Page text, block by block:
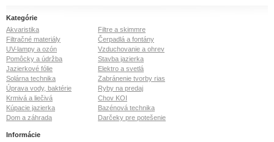
Kategórie
Akvaristika
Filtre a skimmre
Filtračné materiály
Čerpadlá a fontány
UV-lampy a ozón
Vzduchovanie a ohrev
Pomôcky a údržba
Stavba jazierka
Jazierkové fólie
Elektro a svetlá
Solárna technika
Zabránenie tvorby rias
Úprava vody, baktérie
Ryby na predaj
Krmivá a liečivá
Chov KOI
Kúpacie jazierka
Bazénová technika
Dom a záhrada
Darčeky pre potešenie
Informácie